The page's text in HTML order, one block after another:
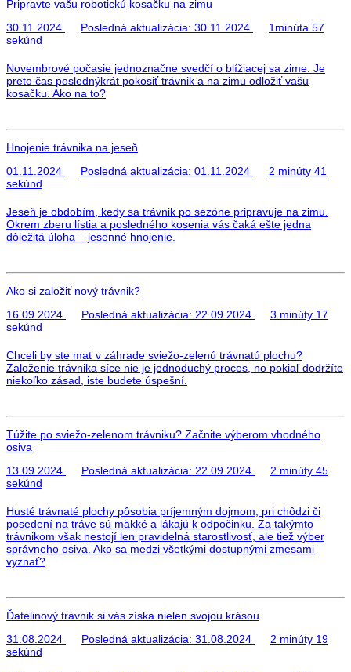
Pripravte vašu robotickú kosačku na zimu
30.11.2024
Posledná aktualizácia: 30.11.2024
1minúta 57
sekúnd
Novembrové počasie jednoznačne svedčí o blížiacej sa zime. Je
preto čas poslednýkrát pokosiť trávnik a na zimu odložiť vašu
kosačku. Ako na to?
Hnojenie trávnika na jeseň
01.11.2024
Posledná aktualizácia: 01.11.2024
2 minúty 41
sekúnd
Jeseň je obdobím, kedy sa trávnik po sezóne pripravuje na zimu.
Okrem zberu lístia a posledného kosenia vás čaká ešte jedna
dôležitá úloha – jesenné hnojenie.
Ako si založiť nový trávnik?
16.09.2024
Posledná aktualizácia: 22.09.2024
3 minúty 17
sekúnd
Chceli by ste mať v záhrade sviežo-zelenú trávnatú plochu?
Založenie trávnika síce nie je jednoduchý proces, no pokiaľ dodržíte
niekoľko zásad, iste budete úspešní.
Túžite po sviežo-zelenom trávniku? Začnite výberom vhodného
osiva
13.09.2024
Posledná aktualizácia: 22.09.2024
2 minúty 45
sekúnd
Husté trávnaté plochy pôsobia príjemným dojmom, pri chôdzi či
posedení na tráve sú mäkké a lákajú k odpočinku. Za takýmto
trávnikom však nestojí len pravidelná starostlivosť, ale tiež výber
správneho osiva. Ako sa medzi všetkými dostupnými zmesami
vyznať?
Ďatelinový trávnik si vás získa nielen svojou krásou
31.08.2024
Posledná aktualizácia: 31.08.2024
2 minúty 19
sekúnd